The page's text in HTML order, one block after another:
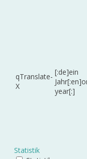
qTranslate-
X
[:de]ein
year[:]
Statistik